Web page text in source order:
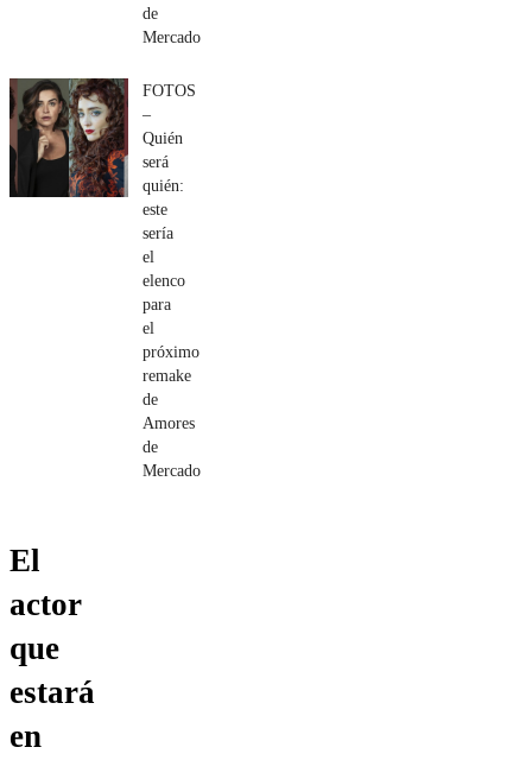
de
Mercado
FOTOS
–
Quién
será
quién:
este
sería
el
elenco
para
el
próximo
remake
de
Amores
de
Mercado
El
actor
que
estará
en